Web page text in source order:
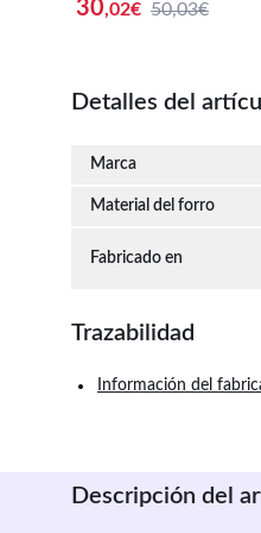
Cole Mochila y
30,02€ 50,03€
Detalles del
Marca
Material del forro
Fabricado en
Trazabilidad
Información del
Descripción del